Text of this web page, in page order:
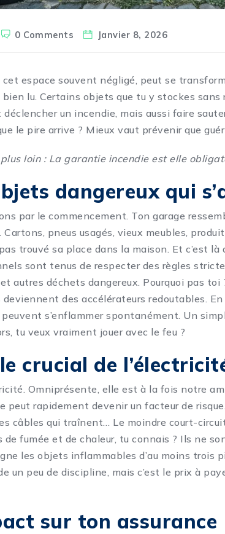
0 Comments Janvier 8, 2026
cet espace souvent négligé, peut se
bien lu. Certains objets que tu y stockes sans
déclencher un incendie , mais aussi faire
le pire arrive ? Mieux vaut prévenir que
loin : La garantie incendie est elle
dangereux qui
par le commencement. Ton garage
Cartons, pneus usagés, vieux meubles,
trouvé sa place dans la maison. Et c’est là
sont tenus de respecter des règles
autres déchets dangereux. Pourquoi pas toi
des accélérateurs redoutables.
peuvent s’enflammer spontanément. Un
tu veux vraiment jouer avec le feu ?
crucial de
Omniprésente, elle est à la fois notre
peut rapidement devenir un facteur de
câbles qui traînent… Le moindre court-
de fumée et de chaleur, tu connais ? Ils ne
les objets inflammables d’au moins trois
un peu de discipline, mais c’est le prix à
sur ton assurance